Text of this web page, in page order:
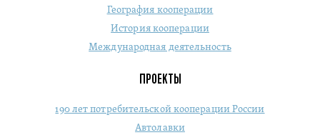
География кооперации
История кооперации
Международная деятельность
ПРОЕКТЫ
190 лет потребительской кооперации России
Автолавки